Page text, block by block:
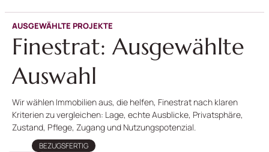
AUSGEWÄHLTE PROJEKTE
Finestrat: Ausgewählte
Auswahl
Wir wählen Immobilien aus, die helfen, Finestrat nach klaren
Kriterien zu vergleichen: Lage, echte Ausblicke, Privatsphäre,
Zustand, Pflege, Zugang und Nutzungspotenzial.
BEZUGSFERTIG